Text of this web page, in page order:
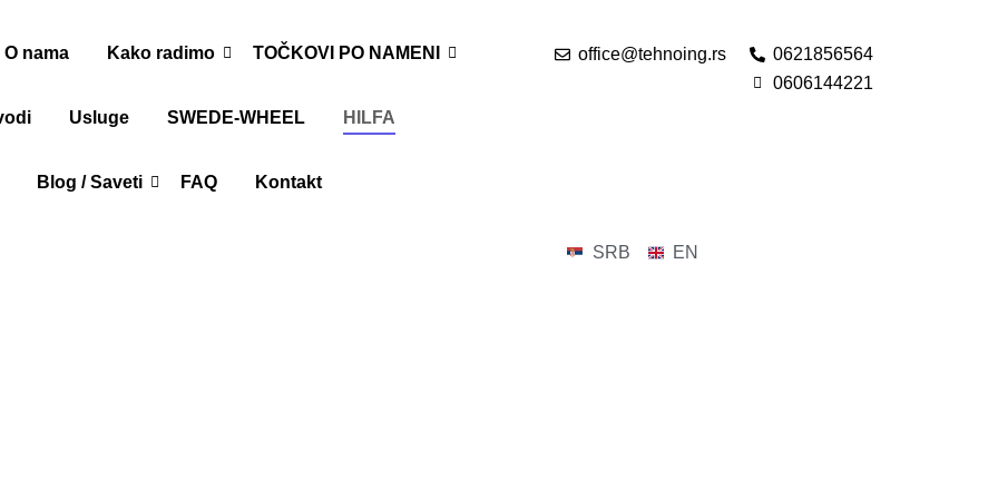
O nama Kako radimo TOČKOVI PO NAMENI
Usluge SWEDE-WHEEL HILFA
Blog / Saveti FAQ Kontakt
office@tehnoing.rs
0621856564
0606144221
SRB EN